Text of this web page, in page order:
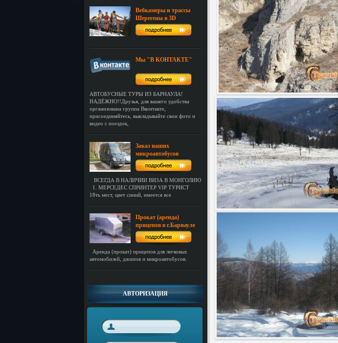
Вебкамеры и трассы
Шерегеша в 3D
Мы "В КОНТАКТЕ"
АВТОБУСНЫЕ ТУРЫ ИЗ БАРНАУЛА!
НАДЁЖНО!!Друзья, для вашего удобства
организована группа Вконтакте,
присоединяйтесь, выкладывайте свои фото и
видео с поездок,
Заказ наших
микроавтобусов
ВСЕГДА В НАЛИЧИИ ВИЗА В МОНГОЛИЮ
1. МЕРСЕДЕС СПРИНТЕР VIP ТУРИСТ
18ть мест, цвет синий, имеется все
Прокат (аренда)
прицепов в г.Барнауле
Аренда (прокат) прицепов для легковых
автомобилей, джипов и микроавтобусов.
АВТОРИЗАЦИЯ